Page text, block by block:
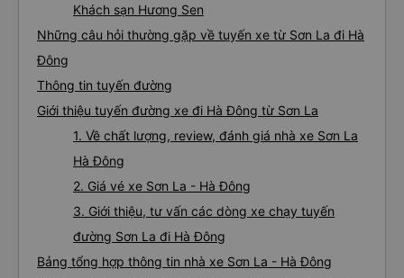
Khách sạn Hương Sen
Những câu hỏi thường gặp về tuyến xe từ Sơn La đi Hà
Đông
Thông tin tuyến đường
Giới thiệu tuyến đường xe đi Hà Đông từ Sơn La
1. Về chất lượng, review, đánh giá nhà xe Sơn La
Hà Đông
2. Giá vé xe Sơn La - Hà Đông
3. Giới thiệu, tư vấn các dòng xe chạy tuyến
đường Sơn La đi Hà Đông
Bảng tổng hợp thông tin nhà xe Sơn La - Hà Đông